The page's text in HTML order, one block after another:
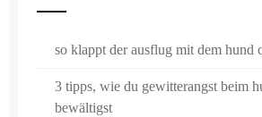
so klappt der ausflug mit dem hund
3 tipps, wie du gewitterangst beim
bewältigst